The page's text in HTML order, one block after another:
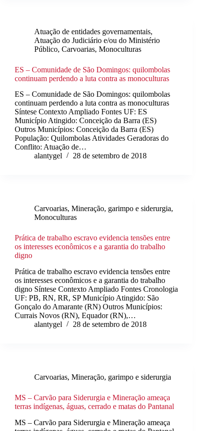
Atuação de entidades governamentais,
Atuação do Judiciário e/ou do Ministério
Público, Carvoarias, Monoculturas
ES – Comunidade de São Domingos: quilombolas
continuam perdendo a luta contra as monoculturas
ES – Comunidade de São Domingos: quilombolas
continuam perdendo a luta contra as monoculturas
Síntese Contexto Ampliado Fontes UF: ES
Município Atingido: Conceição da Barra (ES)
Outros Municípios: Conceição da Barra (ES)
População: Quilombolas Atividades Geradoras do
Conflito: Atuação de…
alantygel
28 de setembro de 2018
Carvoarias, Mineração, garimpo e siderurgia,
Monoculturas
Prática de trabalho escravo evidencia tensões entre
os interesses econômicos e a garantia do trabalho
digno
Prática de trabalho escravo evidencia tensões entre
os interesses econômicos e a garantia do trabalho
digno Síntese Contexto Ampliado Fontes Cronologia
UF: PB, RN, RR, SP Município Atingido: São
Gonçalo do Amarante (RN) Outros Municípios:
Currais Novos (RN), Equador (RN),…
alantygel
28 de setembro de 2018
Carvoarias, Mineração, garimpo e siderurgia
MS – Carvão para Siderurgia e Mineração ameaça
terras indígenas, águas, cerrado e matas do Pantanal
MS – Carvão para Siderurgia e Mineração ameaça